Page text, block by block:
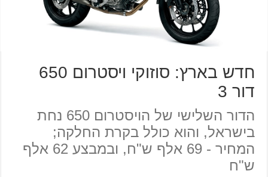
חדש בארץ: סוזוקי ויסטרום 650
דור 3
הדור השלישי של הויסטרום 650 נחת
בישראל, והוא כולל בקרת החלקה;
המחיר - 69 אלף ש"ח, ובמבצע 62 אלף
ש"ח